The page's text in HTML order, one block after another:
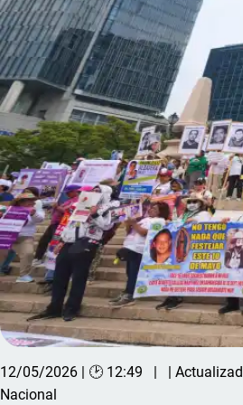
12/05/2026 | 🕑 12:49 |
Nacional